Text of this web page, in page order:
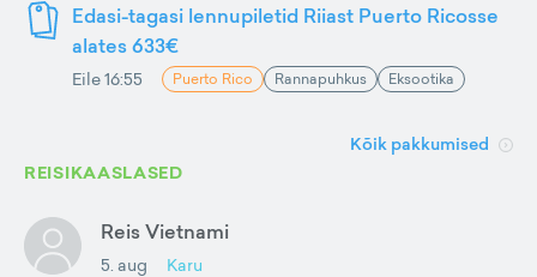
Edasi-tagasi lennupiletid Riiast Puerto Ricosse
alates 633€
Eile 16:55 Puerto Rico Rannapuhkus Eksootika
Kõik pakkumised
REISIKAASLASED
Reis Vietnami
5. aug Karu